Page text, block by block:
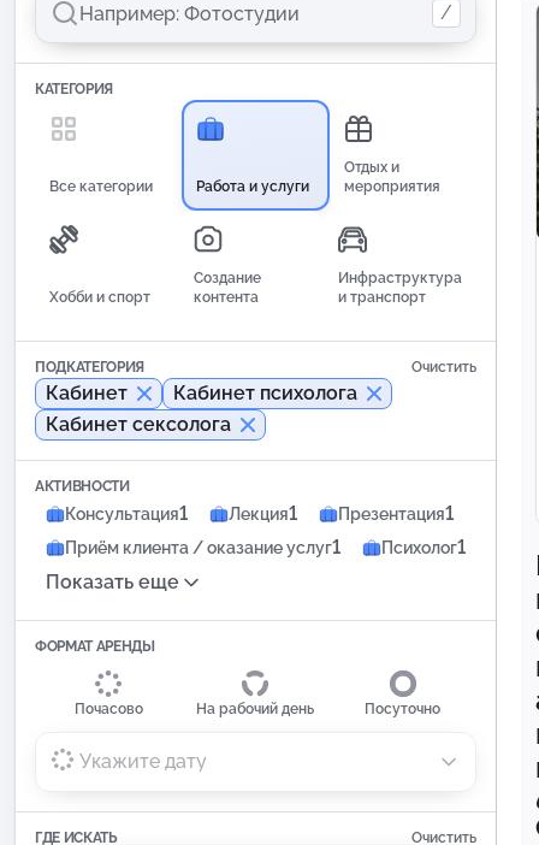
/
КАТЕГОРИЯ
Все категории Работа и услуги
Отдых и
мероприятия
Хобби и спорт
Создание
контента
Инфраструктура
и транспорт
ПОДКАТЕГОРИЯ Очистить
Кабинет
Кабинет психолога
Кабинет сексолога
АКТИВНОСТИ
Консультация1 Лекция1 Презентация1
Приём клиента / оказание услуг1 Психолог1
Показать еще
ФОРМАТ АРЕНДЫ
Почасово На рабочий день Посуточно
Укажите дату
ГДЕ ИСКАТЬ Очистить